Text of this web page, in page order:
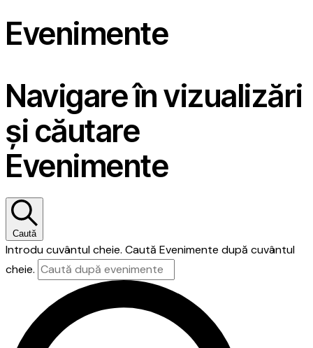
Evenimente
Navigare în vizualizări
și căutare
Evenimente
Caută
Introdu cuvântul cheie. Caută Evenimente după cuvântul
cheie.